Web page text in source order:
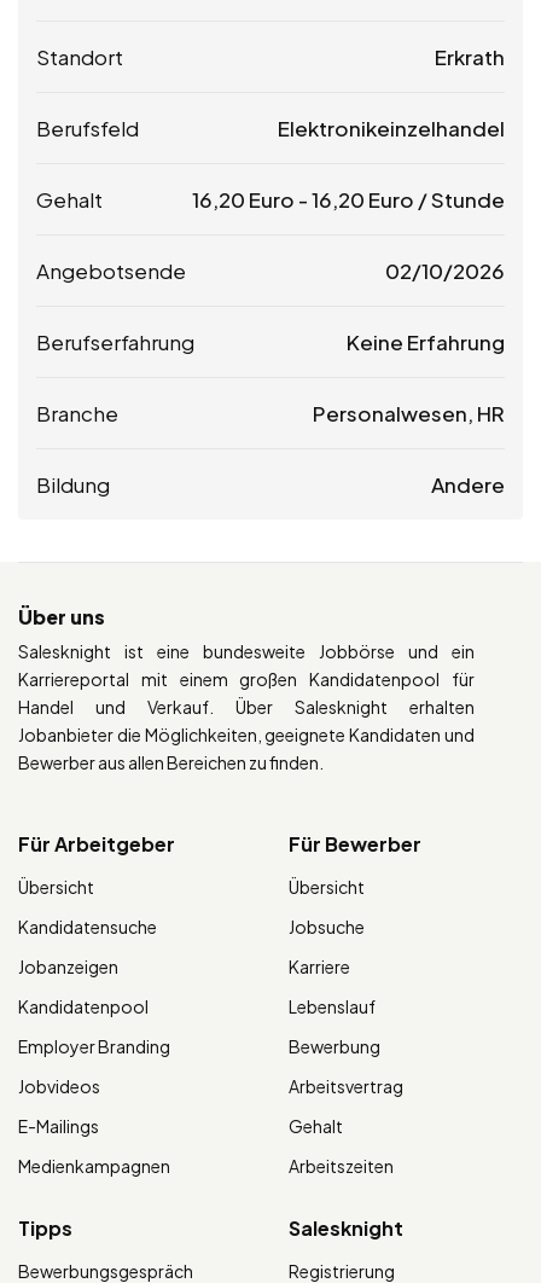
Standort Erkrath
Berufsfeld Elektronikeinzelhandel
Gehalt 16,20 Euro -16,20 Euro / Stunde
Angebotsende 02/10/2026
Berufserfahrung Keine Erfahrung
Branche Personalwesen, HR
Bildung Andere
Über uns
Salesknight ist eine bundesweite Jobbörse und ein
Karriereportal mit einem großen Kandidatenpool für
Handel und Verkauf. Über Salesknight erhalten
Jobanbieter die Möglichkeiten, geeignete Kandidaten und
Bewerber aus allen Bereichen zu finden.
Für Arbeitgeber
Übersicht
Kandidatensuche
Jobanzeigen
Kandidatenpool
Employer Branding
Jobvideos
E-Mailings
Medienkampagnen
Für Bewerber
Übersicht
Jobsuche
Karriere
Lebenslauf
Bewerbung
Arbeitsvertrag
Gehalt
Arbeitszeiten
Tipps
Bewerbungsgespräch
Salesknight
Registrierung